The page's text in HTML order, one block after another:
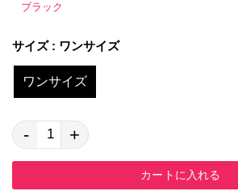
ブラック
サイズ : ワンサイズ
ワンサイズ
- +
カートに入れる